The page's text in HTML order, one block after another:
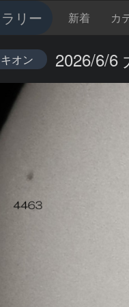
リー 新着 カ
オン 2026/6/6